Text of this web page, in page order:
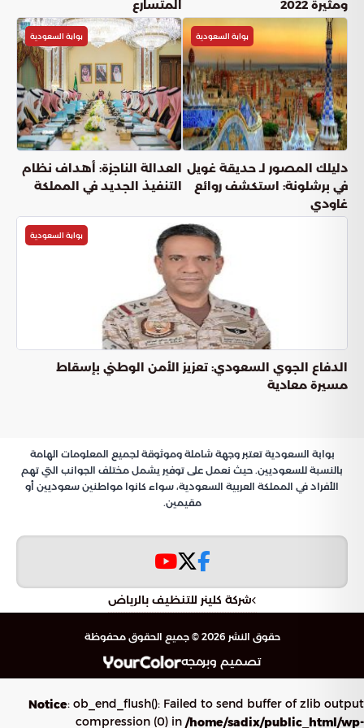
ومثيرة 2022
المتسارع
بوابة السعودية
دليلك المصور لـ حديقة غويل
في برشلونة: استكشف روائع
غاودي
بوابة السعودية
العدالة الناجزة: أهداف نظام
التنفيذ الجديد في المملكة
بوابة السعودية
الدفاع الجوي السعودي: تعزيز الأمن الوطني بإسقاط
مسيرة معادية
بوابة السعودية تعتبر وجهة شاملة وموثوقة لجميع المعلومات الهامة
بالنسبة للسعوديين. حيث نعمل على توفير يشمل مختلف الجوانب التي تهم
الأفراد في المملكة العربية السعودية، سواء كانوا مواطنين سعوديين أو
مقيمين.
شركة كلينر للتنظيف بالرياض
حقوق النشر 2026 © جميع الحقوق محفوظة
تصميم وبرمجه
Notice: ob_end_flush(): Failed to send buffer of zlib output
compression (0) in /home/sadix/public_html/wp-